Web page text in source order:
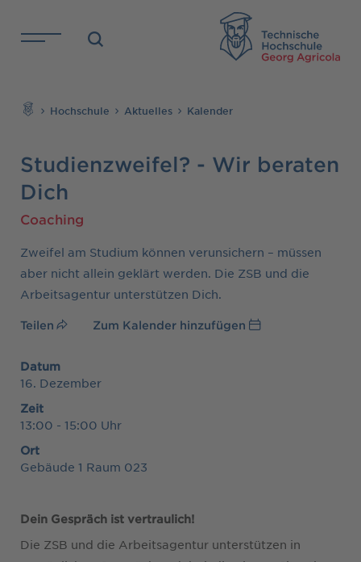
Direkt zu den Inhalten springen
Hochschule Aktuelles Kalender
Studienzweifel? - Wir beraten
Dich
Coaching
Zweifel am Studium können verunsichern – müssen
aber nicht allein geklärt werden. Die ZSB und die
Arbeitsagentur unterstützen Dich.
Teilen Zum Kalender hinzufügen
Datum
16. Dezember
Zeit
13:00 - 15:00 Uhr
Ort
Gebäude 1 Raum 023
Dein Gespräch ist vertraulich!
Die ZSB und die Arbeitsagentur unterstützen in